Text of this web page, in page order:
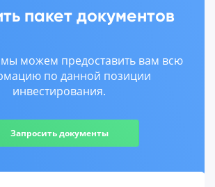
пакет документов
можем предоставить вам всю
по данной позиции
инвестирования.
Запросить документы